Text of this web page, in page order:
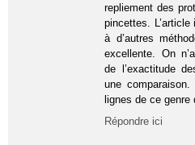
repliement des
pincettes. L’article
à d’autres
excellente. On
de l’exactitude
une
lignes de ce genre
Répondre ici